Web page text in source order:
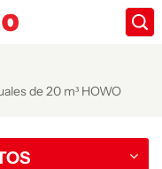
de 20 m³ HOWO